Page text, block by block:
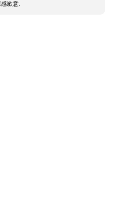
歉意.